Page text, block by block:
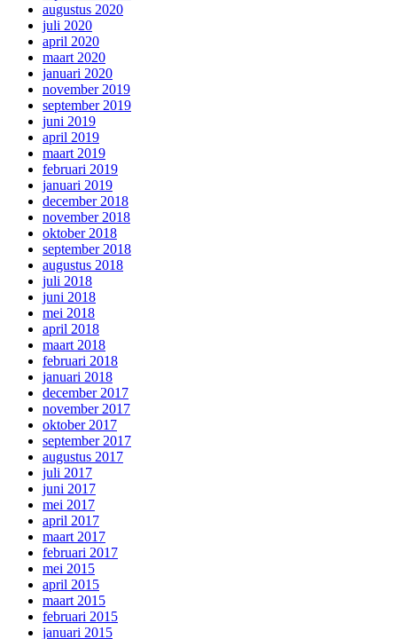
augustus 2020
juli 2020
april 2020
maart 2020
januari 2020
november 2019
september 2019
juni 2019
april 2019
maart 2019
februari 2019
januari 2019
december 2018
november 2018
oktober 2018
september 2018
augustus 2018
juli 2018
juni 2018
mei 2018
april 2018
maart 2018
februari 2018
januari 2018
december 2017
november 2017
oktober 2017
september 2017
augustus 2017
juli 2017
juni 2017
mei 2017
april 2017
maart 2017
februari 2017
mei 2015
april 2015
maart 2015
februari 2015
januari 2015